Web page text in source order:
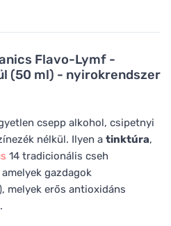
Flavo-Lymf -
(50 ml) - nyirokrendszer
csepp alkohol, csipetnyi
nélkül. Ilyen a tinktúra,
14 tradicionális cseh
gazdagok
melyek erős antioxidáns